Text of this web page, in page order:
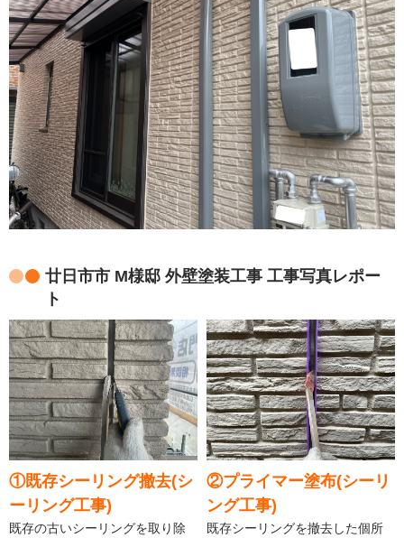
廿日市市 M様邸 外壁塗装工事 工事写真レポー
ト
①既存シーリング撤去(シ
ーリング工事)
既存の古いシーリングを取り除
②プライマー塗布(シーリ
ング工事)
既存シーリングを撤去した個所